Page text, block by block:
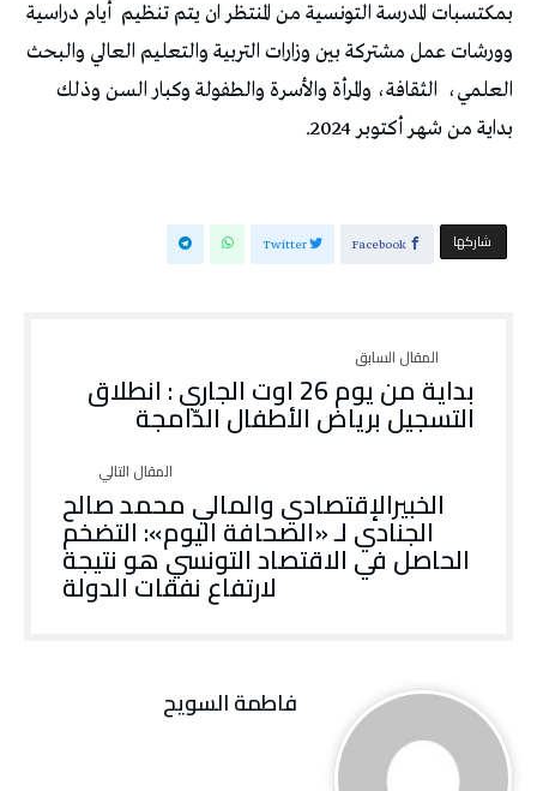
بمكتسبات المدرسة التونسية من المنتظر ان يتم تنظيم أيام دراسية
وورشات عمل مشتركة بين وزارات التربية والتعليم العالي والبحث
العلمي، الثقافة، والمرأة والأسرة والطفولة وكبار السن وذلك
بداية من شهر أكتوبر 2024.
‫‫ شاركها‬ Facebook
Twitter
بداية من يوم 26 اوت الجاري : انطلاق
التسجيل برياض الأطفال الدّامجة
الخبيرالإقتصادي والمالي محمد صالح
الجنادي لـ «الصحافة اليوم»: التضخم
الحاصل في الاقتصاد التونسي هو نتيجة
لارتفاع نفقات الدولة
فاطمة ‬السويح